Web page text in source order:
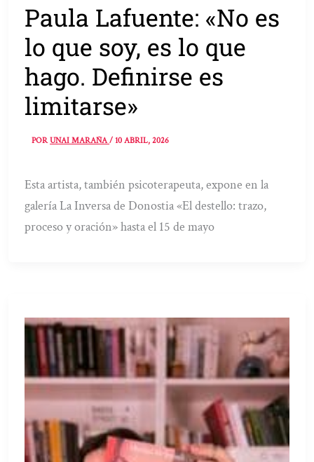
Paula Lafuente: «No es
lo que soy, es lo que
hago. Definirse es
limitarse»
PORUNAI MARAÑA/10 ABRIL, 2026
Esta artista, también psicoterapeuta, expone en la
galería La Inversa de Donostia «El destello: trazo,
proceso y oración» hasta el 15 de mayo